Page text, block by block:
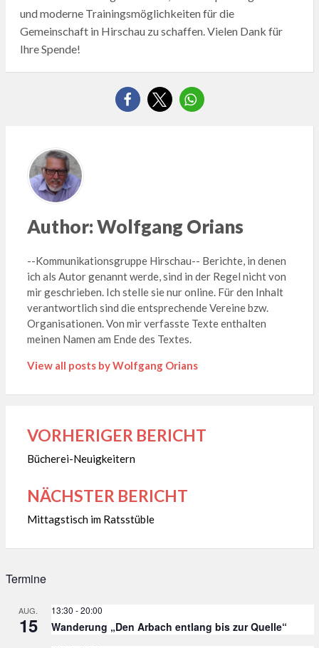
und moderne Trainingsmöglichkeiten für die
Gemeinschaft in Hirschau zu schaffen. Vielen Dank für
Ihre Spende!
Author:Wolfgang Orians
--Kommunikationsgruppe Hirschau-- Berichte, in denen
ich als Autor genannt werde, sind in der Regel nicht von
mir geschrieben. Ich stelle sie nur online. Für den Inhalt
verantwortlich sind die entsprechende Vereine bzw.
Organisationen. Von mir verfasste Texte enthalten
meinen Namen am Ende des Textes.
View all posts by Wolfgang Orians
Beitragsnavigation
VORHERIGER BERICHT
Bücherei-Neuigkeitern
NÄCHSTER BERICHT
Mittagstisch im Ratsstüble
Termine
AUG.
15
13:30 -20:00
Wanderung „Den Arbach entlang bis zur Quelle“